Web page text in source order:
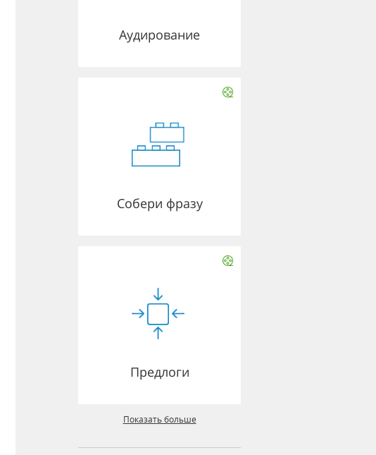
Аудирование
Собери фразу
Предлоги
Показать больше